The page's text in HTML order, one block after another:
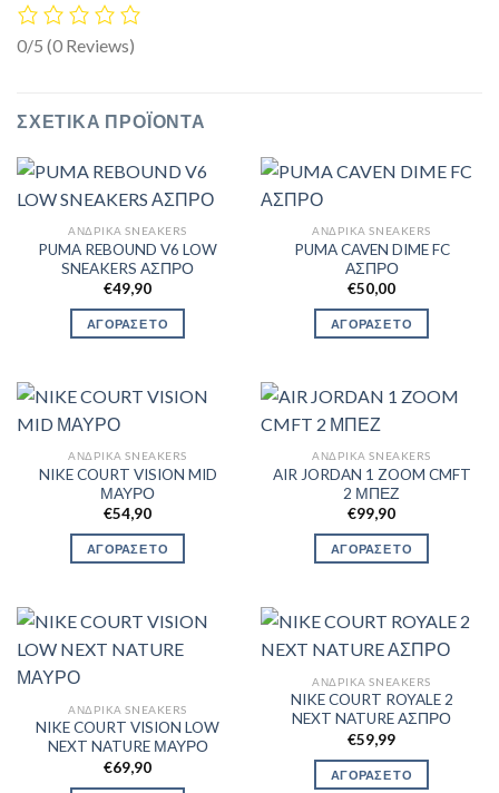
0/5 (0 Reviews)
ΣΧΕΤΙΚΆ ΠΡΟΪΌΝΤΑ
ΑΝΔΡΙΚΆ SNEAKERS
PUMA REBOUND V6 LOW
SNEAKERS ΑΣΠΡΟ
€49,90
ΑΓΟΡΑΣΕ ΤΟ
ΑΝΔΡΙΚΆ SNEAKERS
PUMA CAVEN DIME FC
ΑΣΠΡΟ
€50,00
ΑΓΟΡΑΣΕ ΤΟ
ΑΝΔΡΙΚΆ SNEAKERS
NIKE COURT VISION MID
ΜΑΥΡΟ
€54,90
ΑΓΟΡΑΣΕ ΤΟ
ΑΝΔΡΙΚΆ SNEAKERS
AIR JORDAN 1 ZOOM CMFT
2 ΜΠΕΖ
€99,90
ΑΓΟΡΑΣΕ ΤΟ
ΑΝΔΡΙΚΆ SNEAKERS
NIKE COURT VISION LOW
NEXT NATURE ΜΑΥΡΟ
€69,90
ΑΝΔΡΙΚΆ SNEAKERS
NIKE COURT ROYALE 2
NEXT NATURE ΑΣΠΡΟ
€59,99
ΑΓΟΡΑΣΕ ΤΟ